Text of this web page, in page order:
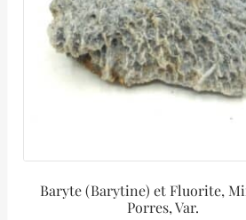
Baryte (Barytine) et Fluorite,
Porres, Var.